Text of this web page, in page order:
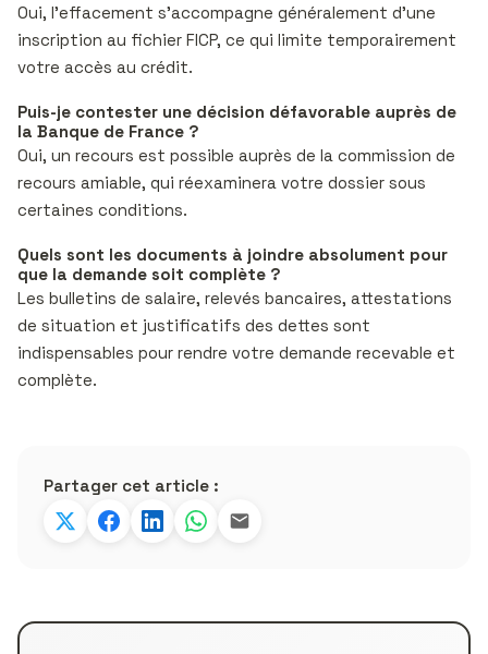
Oui, l’effacement s’accompagne généralement d’une
inscription au fichier FICP, ce qui limite temporairement
votre accès au crédit.
Puis-je contester une décision défavorable auprès de
la Banque de France ?
Oui, un recours est possible auprès de la commission de
recours amiable, qui réexaminera votre dossier sous
certaines conditions.
Quels sont les documents à joindre absolument pour
que la demande soit complète ?
Les bulletins de salaire, relevés bancaires, attestations
de situation et justificatifs des dettes sont
indispensables pour rendre votre demande recevable et
complète.
Partager cet article :